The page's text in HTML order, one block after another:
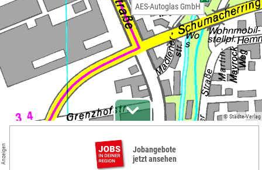
© Städte-Verlag
AES-Autoglas GmbH
Anzeigen
Jobangebote
jetzt ansehen